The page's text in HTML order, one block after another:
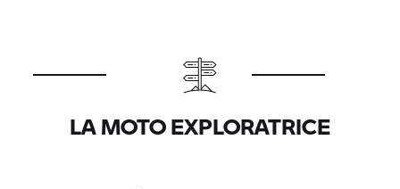
LA MOTO EXPLORATRICE